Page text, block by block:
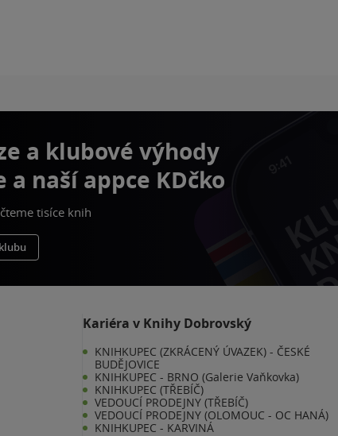
a klubové výhody
a naší appce KDčko
tisíce knih
Kariéra v Knihy Dobrovský
KNIHKUPEC (ZKRÁCENÝ ÚVAZEK) - ČESKÉ
BUDĚJOVICE
KNIHKUPEC - BRNO (Galerie Vaňkovka)
KNIHKUPEC (TŘEBÍČ)
VEDOUCÍ PRODEJNY (TŘEBÍČ)
VEDOUCÍ PRODEJNY (OLOMOUC - OC HANÁ)
KNIHKUPEC - KARVINÁ